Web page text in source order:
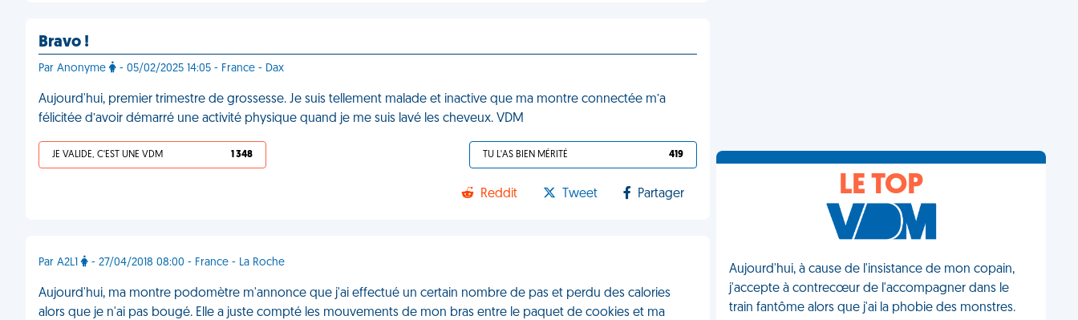
Bravo !
Par Anonyme - 05/02/2025 14:05 - France - Dax
Aujourd'hui, premier trimestre de grossesse. Je suis tellement malade et inactive que ma montre connectée m’a
félicitée d’avoir démarré une activité physique quand je me suis lavé les cheveux. VDM
JE VALIDE, C'EST UNE VDM 1 348 TU L'AS BIEN MÉRITÉ 419
Reddit Tweet Partager
Par A2L1 - 27/04/2018 08:00 - France - La Roche
Aujourd'hui, ma montre podomètre m'annonce que j'ai effectué un certain nombre de pas et perdu des calories
alors que je n'ai pas bougé. Elle a juste compté les mouvements de mon bras entre le paquet de cookies et ma
LE TOP
Aujourd'hui, à cause de l'insistance de mon copain,
j'accepte à contrecœur de l'accompagner dans le
train fantôme alors que j'ai la phobie des monstres.